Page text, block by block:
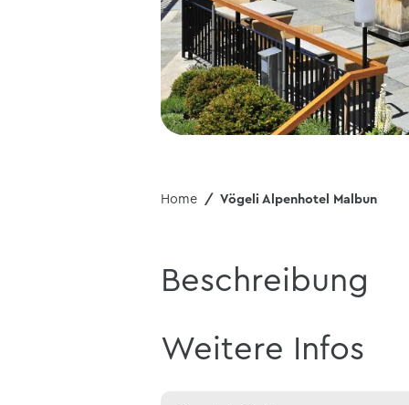
Home Vögeli Alpenhotel Malbun
Beschreibung
Weitere Infos